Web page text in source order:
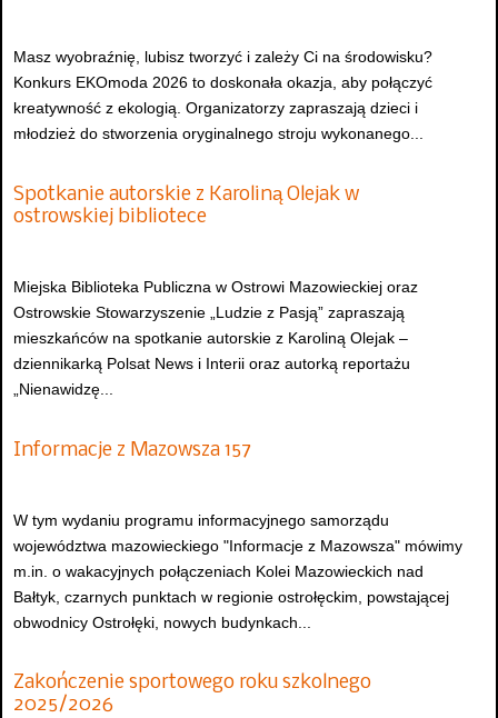
Masz wyobraźnię, lubisz tworzyć i zależy Ci na środowisku?
Konkurs EKOmoda 2026 to doskonała okazja, aby połączyć
kreatywność z ekologią. Organizatorzy zapraszają dzieci i
młodzież do stworzenia oryginalnego stroju wykonanego...
Spotkanie autorskie z Karoliną Olejak w
ostrowskiej bibliotece
Miejska Biblioteka Publiczna w Ostrowi Mazowieckiej oraz
Ostrowskie Stowarzyszenie „Ludzie z Pasją” zapraszają
mieszkańców na spotkanie autorskie z Karoliną Olejak –
dziennikarką Polsat News i Interii oraz autorką reportażu
„Nienawidzę...
Informacje z Mazowsza 157
W tym wydaniu programu informacyjnego samorządu
województwa mazowieckiego "Informacje z Mazowsza" mówimy
m.in. o wakacyjnych połączeniach Kolei Mazowieckich nad
Bałtyk, czarnych punktach w regionie ostrołęckim, powstającej
obwodnicy Ostrołęki, nowych budynkach...
Zakończenie sportowego roku szkolnego
2025/2026